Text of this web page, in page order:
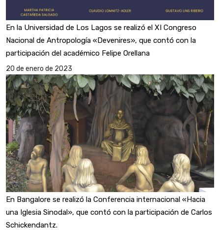
En la Universidad de Los Lagos se realizó el XI Congreso
Nacional de Antropología «Devenires», que contó con la
participación del académico Felipe Orellana
20 de enero de 2023
En Bangalore se realizó la Conferencia internacional «Hacia
una Iglesia Sinodal», que contó con la participación de Carlos
Schickendantz.